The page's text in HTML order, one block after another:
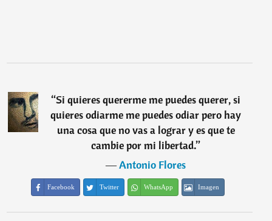
“Si quieres quererme me puedes querer, si
quieres odiarme me puedes odiar pero hay
una cosa que no vas a lograr y es que te
cambie por mi libertad.”
―Antonio Flores
Facebook Twitter WhatsApp Imagen